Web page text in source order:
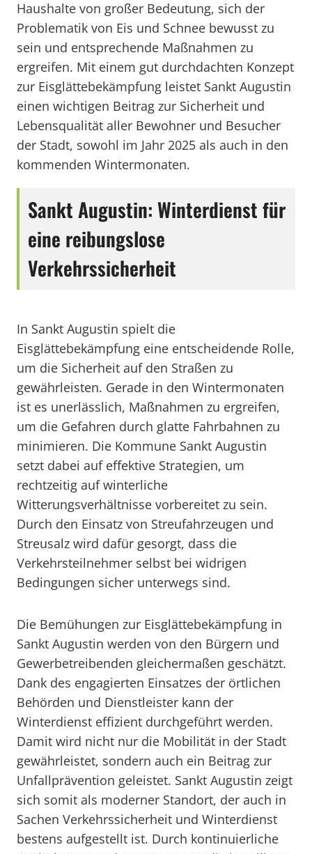
Haushalte von großer Bedeutung, sich der
Problematik von Eis und Schnee bewusst zu
sein und entsprechende Maßnahmen zu
ergreifen. Mit einem gut durchdachten Konzept
zur Eisglättebekämpfung leistet Sankt Augustin
einen wichtigen Beitrag zur Sicherheit und
Lebensqualität aller Bewohner und Besucher
der Stadt, sowohl im Jahr 2025 als auch in den
kommenden Wintermonaten.
Sankt Augustin: Winterdienst für
eine reibungslose
Verkehrssicherheit
In Sankt Augustin spielt die
Eisglättebekämpfung eine entscheidende Rolle,
um die Sicherheit auf den Straßen zu
gewährleisten. Gerade in den Wintermonaten
ist es unerlässlich, Maßnahmen zu ergreifen,
um die Gefahren durch glatte Fahrbahnen zu
minimieren. Die Kommune Sankt Augustin
setzt dabei auf effektive Strategien, um
rechtzeitig auf winterliche
Witterungsverhältnisse vorbereitet zu sein.
Durch den Einsatz von Streufahrzeugen und
Streusalz wird dafür gesorgt, dass die
Verkehrsteilnehmer selbst bei widrigen
Bedingungen sicher unterwegs sind.
Die Bemühungen zur Eisglättebekämpfung in
Sankt Augustin werden von den Bürgern und
Gewerbetreibenden gleichermaßen geschätzt.
Dank des engagierten Einsatzes der örtlichen
Behörden und Dienstleister kann der
Winterdienst effizient durchgeführt werden.
Damit wird nicht nur die Mobilität in der Stadt
gewährleistet, sondern auch ein Beitrag zur
Unfallprävention geleistet. Sankt Augustin zeigt
sich somit als moderner Standort, der auch in
Sachen Verkehrssicherheit und Winterdienst
bestens aufgestellt ist. Durch kontinuierliche